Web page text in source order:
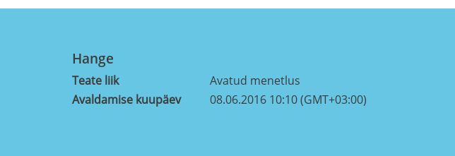
Hange
Teate liik
Avatud menetlus
Avaldamise kuupäev
08.06.2016 10:10 (GMT+03:00)